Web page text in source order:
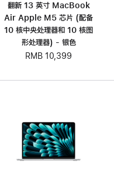
翻新 13 英寸 MacBook
Air Apple M5 芯片 (配备
10 核中央处理器和 10 核图
形处理器) - 银色
RMB 10,399